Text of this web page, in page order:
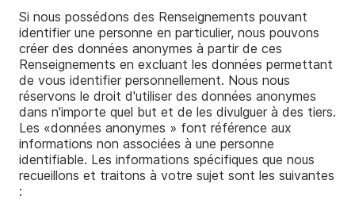
Si nous possédons des Renseignements pouvant
identifier une personne en particulier, nous pouvons
créer des données anonymes à partir de ces
Renseignements en excluant les données permettant
de vous identifier personnellement. Nous nous
réservons le droit d'utiliser des données anonymes
dans n'importe quel but et de les divulguer à des tiers.
Les «données anonymes » font référence aux
informations non associées à une personne
identifiable. Les informations spécifiques que nous
recueillons et traitons à votre sujet sont les suivantes
: